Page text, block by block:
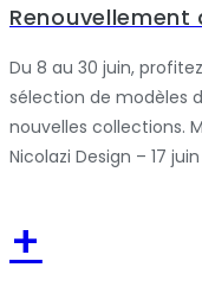
Du 8 au 30 juin,
sélection de modèles
nouvelles collections.
Nicolazi Design – 17
+